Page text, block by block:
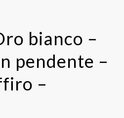
bianco –
pendente –
–